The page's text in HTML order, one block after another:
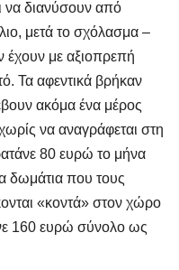
να διανύσουν από
μετά το σχόλασμα –
έχουν με αξιοπρεπή
Τα αφεντικά βρήκαν
ακόμα ένα μέρος
να αναγράφεται στη
80 ευρώ το μήνα
δωμάτια που τους
«κοντά» στον χώρο
160 ευρώ σύνολο ως